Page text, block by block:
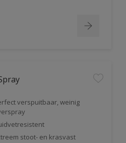
verspuitbaar, weinig
stoot- en krasvast